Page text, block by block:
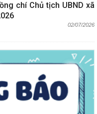
chí Chủ tịch UBND xã
02/07/2026